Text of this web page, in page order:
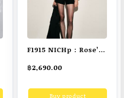
F1915 NICHp : Rose’
฿2,690.00
Buy product